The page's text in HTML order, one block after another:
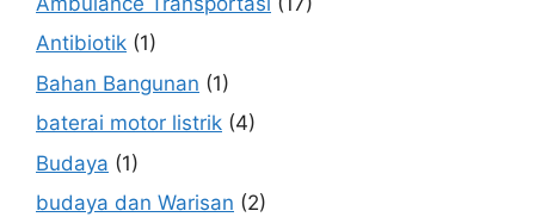
Antibiotik (1)
Bahan Bangunan (1)
baterai motor listrik (4)
Budaya (1)
budaya dan Warisan (2)